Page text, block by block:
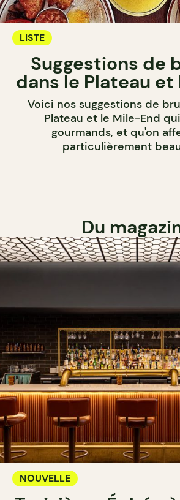
LISTE
Suggestions de
dans le Plateau
Voici nos suggestions de
Plateau et le Mile-End
gourmands, et qu'on
particulièrement
Du
NOUVELLE